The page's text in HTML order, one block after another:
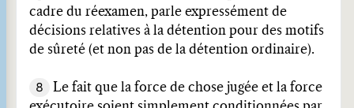
cadre du réexamen, parle expressément de
décisions relatives à la détention pour des motifs
de sûreté (et non pas de la détention ordinaire).
8
Le fait que la force de chose jugée et la force